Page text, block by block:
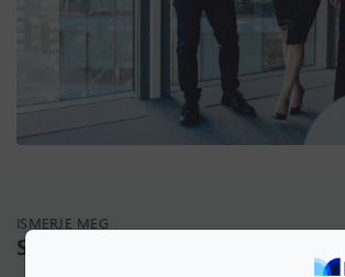
ISMERJE MEG
Szolgáltatásaink